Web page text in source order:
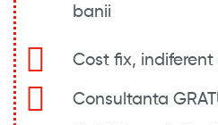
banii
Cost fix,
Consultanta